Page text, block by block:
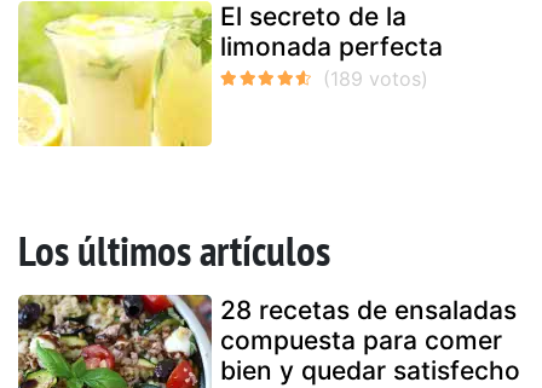
El secreto de la
limonada perfecta
Los últimos artículos
28 recetas de ensaladas
compuesta para comer
bien y quedar satisfecho